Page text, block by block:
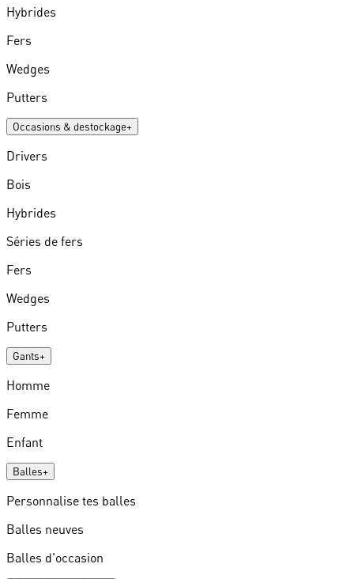
Hybrides
Fers
Wedges
Putters
Occasions & destockage+
Drivers
Bois
Hybrides
Séries de fers
Fers
Wedges
Putters
Gants+
Homme
Femme
Enfant
Balles+
Personnalise tes balles
Balles neuves
Balles d'occasion